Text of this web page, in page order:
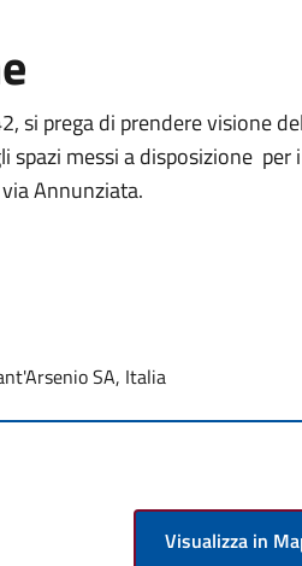
si prega di prendere visione
spazi messi a disposizione
Annunziata.
SA, Italia
Visualizza in